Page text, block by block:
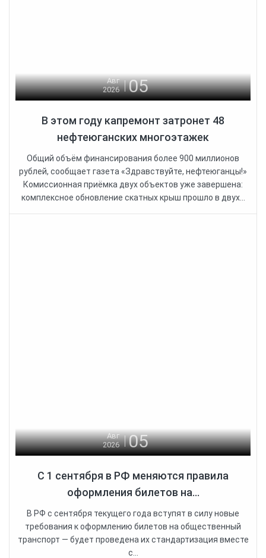
Авг
2026
05
В этом году капремонт затронет 48
нефтеюганских многоэтажек
Общий объём финансирования более 900 миллионов
рублей, сообщает газета «Здравствуйте, нефтеюганцы!»
Комиссионная приёмка двух объектов уже завершена:
комплексное обновление скатных крыш прошло в двух...
Авг
2026
05
С 1 сентября в РФ меняются правила
оформления билетов на...
В РФ с сентября текущего года вступят в силу новые
требования к оформлению билетов на общественный
транспорт — будет проведена их стандартизация вместе
с...